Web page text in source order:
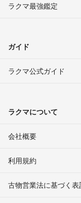
ラクマ最強鑑定
ガイド
ラクマ公式ガイド
ラクマについて
会社概要
利用規約
古物営業法に基づく表